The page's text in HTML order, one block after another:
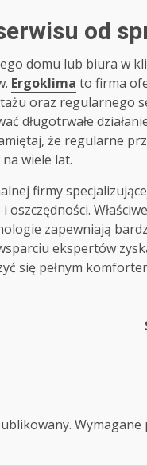
od
domu lub biura w
Ergoklima to firma
oraz regularnego
długotrwałe
że regularne
wiele lat.
firmy
zapewniają
ekspertów
się pełnym
Wymagane